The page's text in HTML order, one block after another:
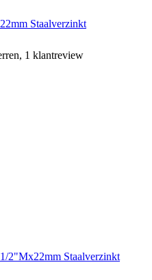
Staalverzinkt
1 klantreview
2"Mx22mm Staalverzinkt